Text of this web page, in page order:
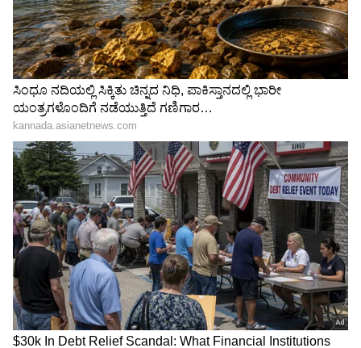
ಕ್ರಿಕೆಟರ್ ಶ್ರೇಯಸ್‌ ಅಯ್ಯರ್‌?‌ ಸತ್ಯ ಬಯಲು
ಕ್ರಿಕೆಟರ್‌ ಶ್ರೇಯಸ್‌ ಅಯ್ಯರ್‌ ಭೇಟಿಯಾದ 'ಶೇಕ್‌ ಇಟ್‌
ಪುಷ್ಪವತಿ' ಖ್ಯಾತಿಯ ನಟಿ ನಿಮಿಕಾ ರತ್ನಾಕರ್!
3
5
Image Credit :Instagram
ವರ್ಷದಿಂದ ವರ್ಷಕ್ಕೆ ಹೆಚ್ಚಾಗುವ ತಿಂಗಳ ಬಾಡಿಗೆ
ಈ ಬಾಡಿಗೆ ಒಪ್ಪಂದದ ಒಟ್ಟು ಅವಧಿ 36 ತಿಂಗಳುಗಳು (3
ವರ್ಷಗಳು). ಈ ಅವಧಿಯಲ್ಲಿ ಅಂದರೆ ಮೊದಲ ವರ್ಷ, ಪ್ರತಿ